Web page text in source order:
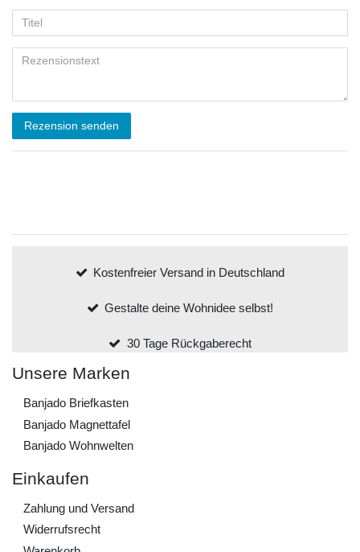
Rezension senden
Kostenfreier Versand in Deutschland
Gestalte deine Wohnidee selbst!
30 Tage Rückgaberecht
Unsere Marken
Banjado Briefkasten
Banjado Magnettafel
Banjado Wohnwelten
Einkaufen
Zahlung und Versand
Widerrufs­recht